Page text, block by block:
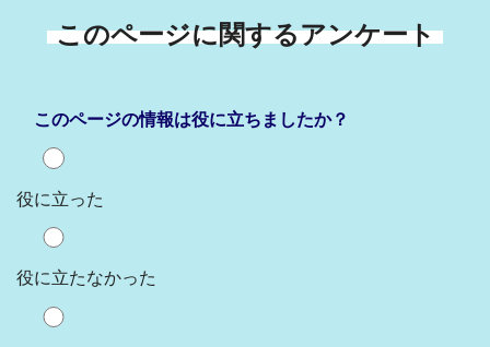
このページに関するアンケート
このページの情報は役に立ちましたか？
役に立った
役に立たなかった